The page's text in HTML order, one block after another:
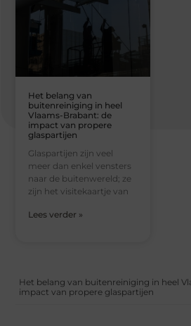
Het belang van
buitenreiniging in heel
Vlaams-Brabant: de
impact van propere
glaspartijen
Glaspartijen zijn veel
meer dan enkel vensters
naar de buitenwereld; ze
zijn het visitekaartje van
Lees verder »
Het belang van buitenreiniging in heel
impact van propere glaspartijen